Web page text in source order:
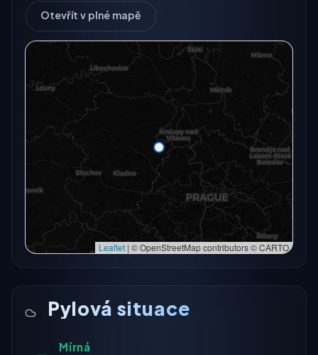
Otevřít v plné mapě
Radarový snímek momentálně není dostupný.
Otevřít v plné mapě
Zkusit znovu
Otevřít v plné mapě →
Leaflet | © OpenStreetMap contributors © CARTO
Pylová situace
Mírná